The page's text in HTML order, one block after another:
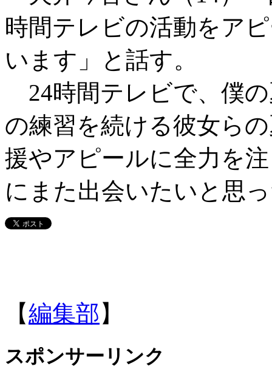
時間テレビの活動をア
います」と話す。
24時間テレビで、僕
の練習を続ける彼女ら
援やアピールに全力を
にまた出会いたいと思
【編集部 】
スポンサーリンク